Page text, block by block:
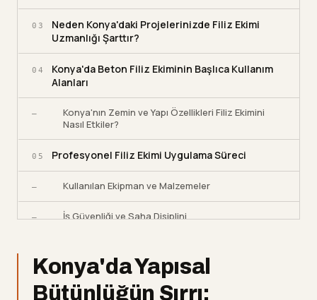
03
Neden Konya'daki Projelerinizde Filiz Ekimi
Uzmanlığı Şarttır?
04
Konya'da Beton Filiz Ekiminin Başlıca Kullanım
Alanları
—
Konya'nın Zemin ve Yapı Özellikleri Filiz Ekimini
Nasıl Etkiler?
05 Profesyonel Filiz Ekimi Uygulama Süreci
— Kullanılan Ekipman ve Malzemeler
— İş Güvenliği ve Saha Disiplini
Avantajları
— Diğer Hizmet Bölgelerimiz
Konya'da Yapısal
Bütünlüğün Sırrı: